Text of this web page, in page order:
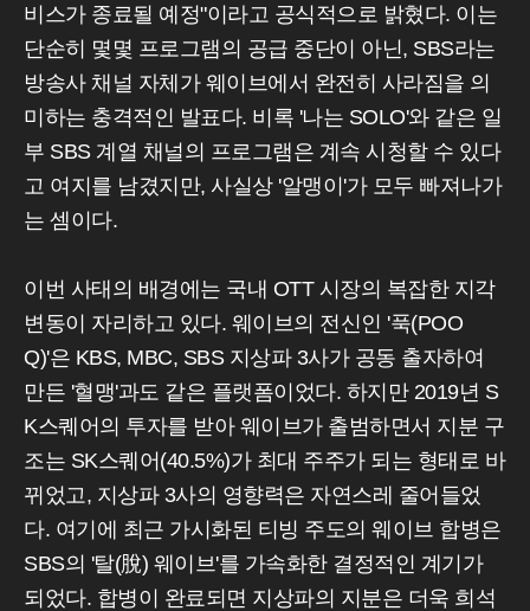
비스가 종료될 예정"이라고 공식적으로 밝혔다. 이는
단순히 몇몇 프로그램의 공급 중단이 아닌, SBS라는
방송사 채널 자체가 웨이브에서 완전히 사라짐을 의
미하는 충격적인 발표다. 비록 '나는 SOLO'와 같은 일
부 SBS 계열 채널의 프로그램은 계속 시청할 수 있다
고 여지를 남겼지만, 사실상 '알맹이'가 모두 빠져나가
는 셈이다.
이번 사태의 배경에는 국내 OTT 시장의 복잡한 지각
변동이 자리하고 있다. 웨이브의 전신인 '푹(POO
Q)'은 KBS, MBC, SBS 지상파 3사가 공동 출자하여
만든 '혈맹'과도 같은 플랫폼이었다. 하지만 2019년 S
K스퀘어의 투자를 받아 웨이브가 출범하면서 지분 구
조는 SK스퀘어(40.5%)가 최대 주주가 되는 형태로 바
뀌었고, 지상파 3사의 영향력은 자연스레 줄어들었
다. 여기에 최근 가시화된 티빙 주도의 웨이브 합병은
SBS의 '탈(脫) 웨이브'를 가속화한 결정적인 계기가
되었다. 합병이 완료되면 지상파의 지분은 더욱 희석